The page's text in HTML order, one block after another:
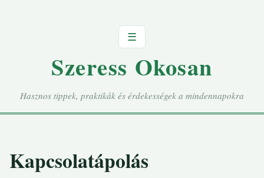
☰
Szeress Okosan
Hasznos tippek, praktikák és érdekességek a mindennapokra
Kapcsolatápolás